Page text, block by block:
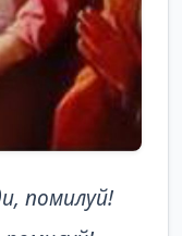
помилуй!